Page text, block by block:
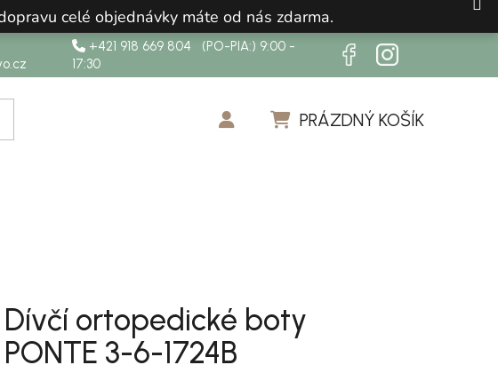
celé objednávky máte od nás zdarma.
+421 918 669 804 (PO-PIA:) 9:00 -
17:30
PRÁZDNÝ KOŠÍK
Dívčí ortopedické boty
PONTE 3-6-1724B